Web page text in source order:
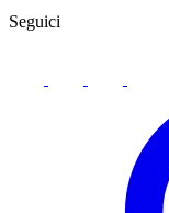
Seguici